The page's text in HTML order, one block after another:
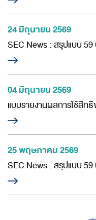
24 มิถุนายน 2569
SEC News : สรุปแบบ
04 มิถุนายน 2569
แบบรายงานผลการใช้สิท
25 พฤษภาคม 2569
SEC News : สรุปแบบ